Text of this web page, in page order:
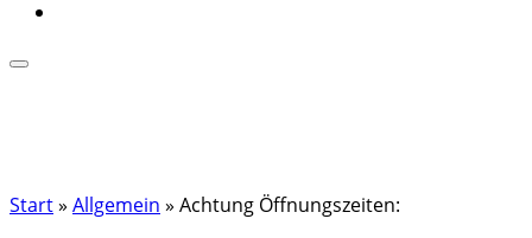
Start» Allgemein » Achtung Öffnungszeiten: